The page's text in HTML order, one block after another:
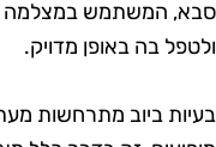
המשתמש במצלמה
בה באופן מדויק.
ביוב מתרחשות